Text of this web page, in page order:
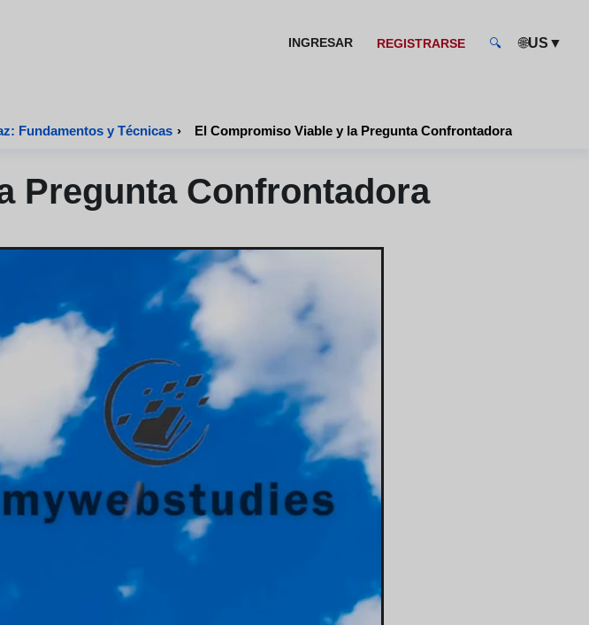
INGRESAR REGISTRARSE 🔍 🌐US ▼
Fundamentos y Técnicas › El Compromiso Viable y la Pregunta Confrontadora
Pregunta Confrontadora